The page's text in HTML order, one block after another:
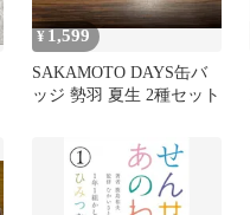
¥ 1,599
SAKAMOTO DAYS缶バ
ッジ 勢羽 夏生 2種セット